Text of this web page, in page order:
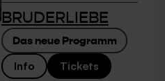
BRUDERLIEBE
Das neue Programm
Info Tickets